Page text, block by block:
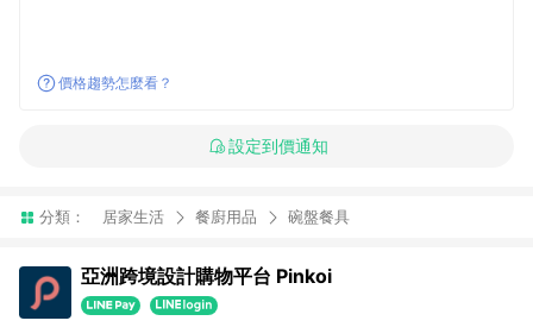
價格趨勢怎麼看？
設定到價通知
分類： 居家生活 餐廚用品 碗盤餐具
亞洲跨境設計購物平台 Pinkoi